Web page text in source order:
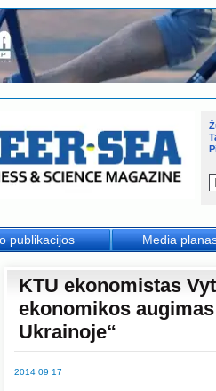
KTU ekonomistas
ekonomikos
Ukrainoje“
2014 09 17
publikacijos Media